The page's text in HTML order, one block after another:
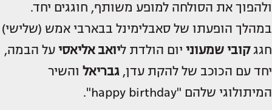
ולהפוך את הסולחה למופע משותף, חוגגים יחד.
במהלך הופעתו של סאבלימינל בבארבי אמש (שלישי)
חגגקובי שמעוני יום הולדת ליואב אליאסי על הבמה,
יחד עם הכוכב של להקת עדן, גבריאל והשיר
המיתולוגי שלהם "happy birthday".